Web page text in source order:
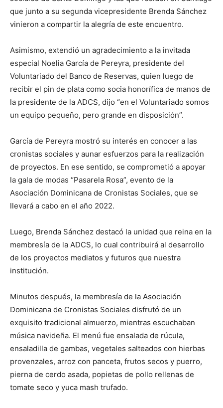
que junto a su segunda vicepresidente Brenda Sánchez
vinieron a compartir la alegría de este encuentro.
Asimismo, extendió un agradecimiento a la invitada
especial Noelia García de Pereyra, presidente del
Voluntariado del Banco de Reservas, quien luego de
recibir el pin de plata como socia honorífica de manos de
la presidente de la ADCS, dijo “en el Voluntariado somos
un equipo pequeño, pero grande en disposición”.
García de Pereyra mostró su interés en conocer a las
cronistas sociales y aunar esfuerzos para la realización
de proyectos. En ese sentido, se comprometió a apoyar
la gala de modas “Pasarela Rosa”, evento de la
Asociación Dominicana de Cronistas Sociales, que se
llevará a cabo en el año 2022.
Luego, Brenda Sánchez destacó la unidad que reina en la
membresía de la ADCS, lo cual contribuirá al desarrollo
de los proyectos mediatos y futuros que nuestra
institución.
Minutos después, la membresía de la Asociación
Dominicana de Cronistas Sociales disfrutó de un
exquisito tradicional almuerzo, mientras escuchaban
música navideña. El menú fue ensalada de rúcula,
ensaladilla de gambas, vegetales salteados con hierbas
provenzales, arroz con panceta, frutos secos y puerro,
pierna de cerdo asada, popietas de pollo rellenas de
tomate seco y yuca mash trufado.